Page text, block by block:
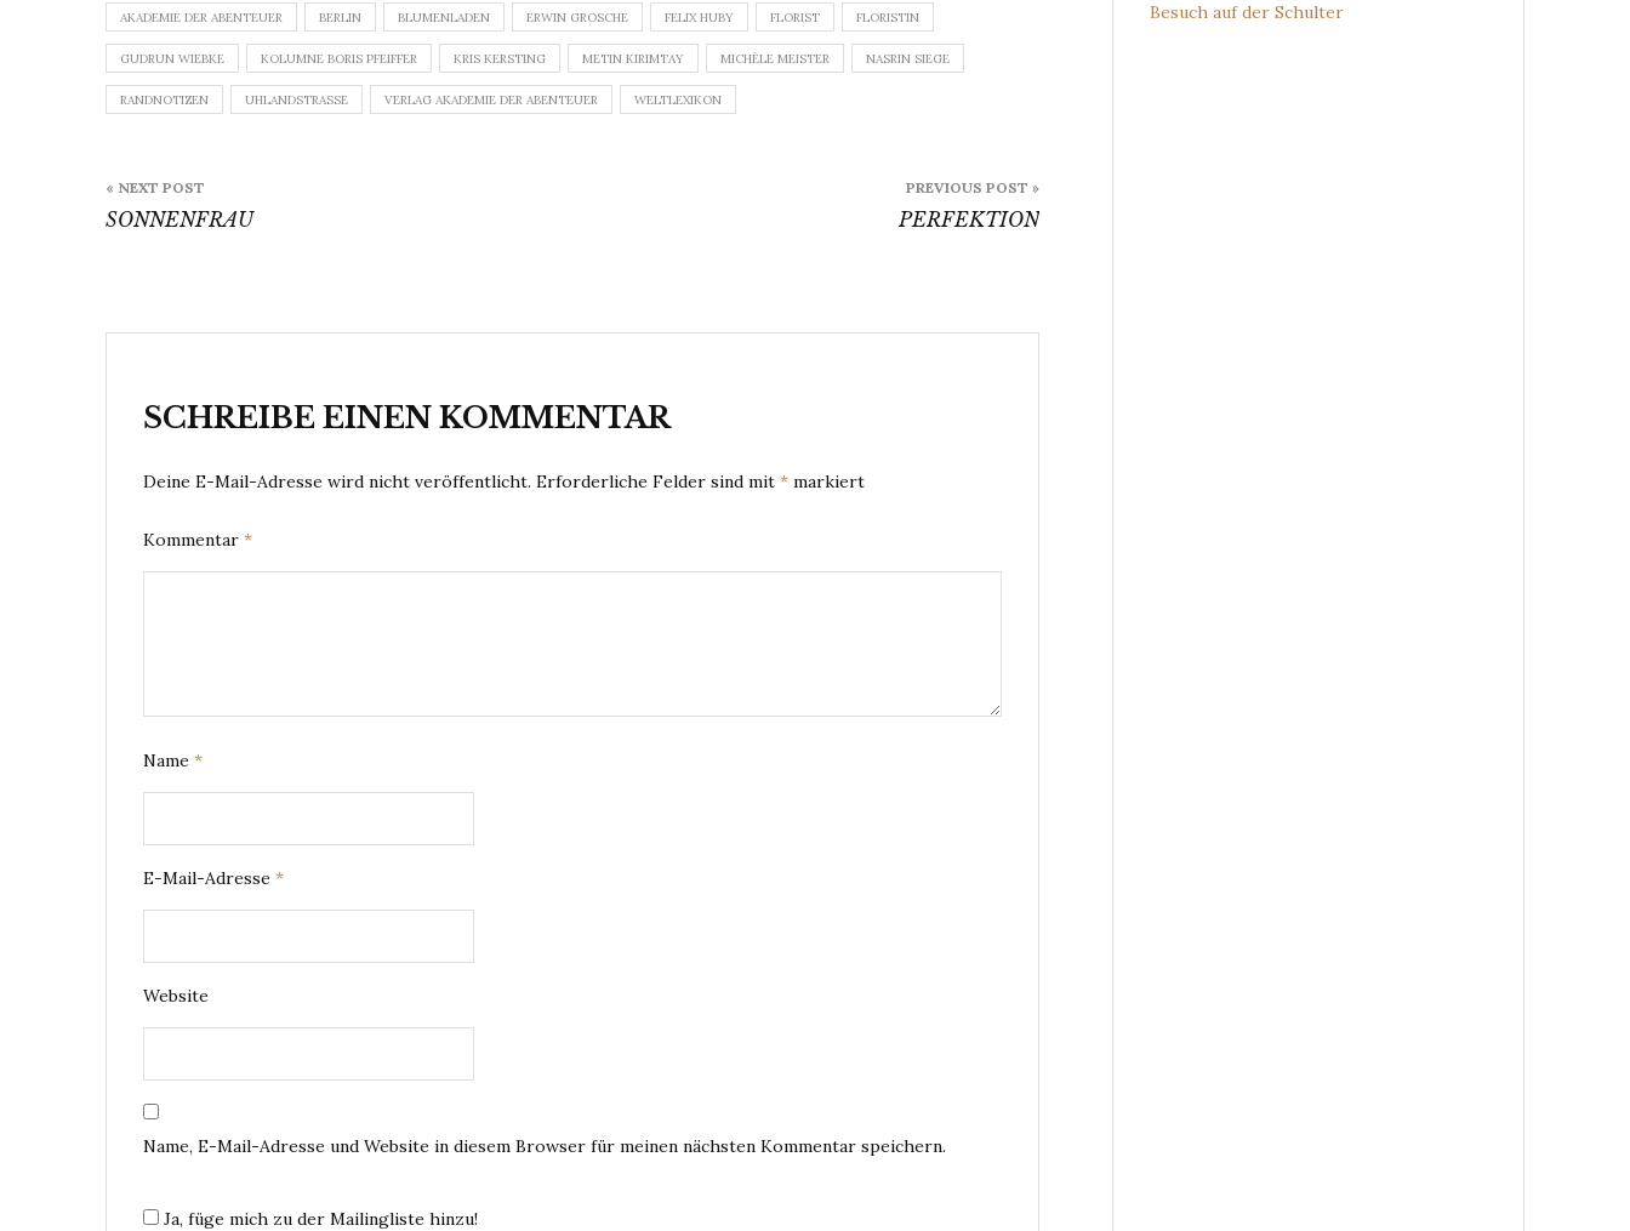
AKADEMIE DER ABENTEUER BERLIN BLUMENLADEN ERWIN GROSCHE FELIX HUBY FLORIST FLORISTIN
GUDRUN WIEBKE KOLUMNE BORIS PFEIFFER KRIS KERSTING METIN KIRIMTAY MICHÈLE MEISTER NASRIN SIEGE
RANDNOTIZEN UHLANDSTRASSE VERLAG AKADEMIE DER ABENTEUER WELTLEXIKON
PREVIOUS POST »
PERFEKTION
« NEXT POST
SONNENFRAU
SCHREIBE EINEN KOMMENTAR
Deine E-Mail-Adresse wird nicht veröffentlicht. Erforderliche Felder sind mit * markiert
Kommentar *
Name *
E-Mail-Adresse *
Website
Name, E-Mail-Adresse und Website in diesem Browser für meinen nächsten Kommentar speichern.
Ja, füge mich zu der Mailingliste hinzu!
Besuch auf der Schulter